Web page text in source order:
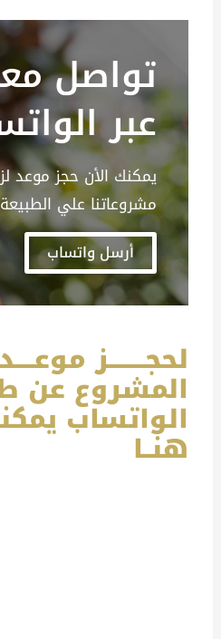
تواصل
عبر
يمكنك الأن حجز موعد
مشروعاتنا علي الطبيعة
أرسل واتساب
لحجــــــــز
المشروع عن
الواتساب
هنــا